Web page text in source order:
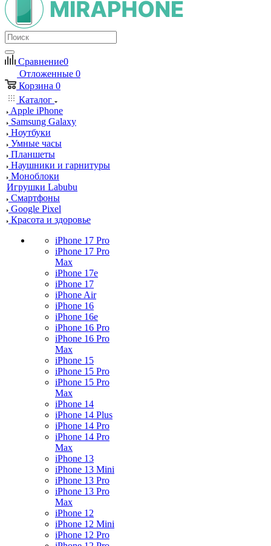
Сравнение0
Отложенные 0
Корзина 0
Каталог
Apple iPhone
Samsung Galaxy
Ноутбуки
Умные часы
Планшеты
Наушники и гарнитуры
Моноблоки
Игрушки Labubu
Смартфоны
Google Pixel
Красота и здоровье
iPhone 17 Pro
iPhone 17 Pro
Max
iPhone 17e
iPhone 17
iPhone Air
iPhone 16
iPhone 16e
iPhone 16 Pro
iPhone 16 Pro
Max
iPhone 15
iPhone 15 Pro
iPhone 15 Pro
Max
iPhone 14
iPhone 14 Plus
iPhone 14 Pro
iPhone 14 Pro
Max
iPhone 13
iPhone 13 Mini
iPhone 13 Pro
iPhone 13 Pro
Max
iPhone 12
iPhone 12 Mini
iPhone 12 Pro